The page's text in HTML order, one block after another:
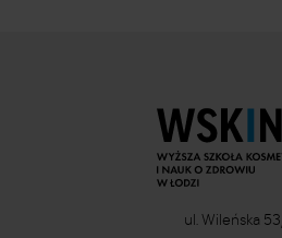
ul. Wileńska